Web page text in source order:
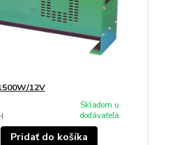
12V
Skladom u
dodávateľa
Pridať do košíka